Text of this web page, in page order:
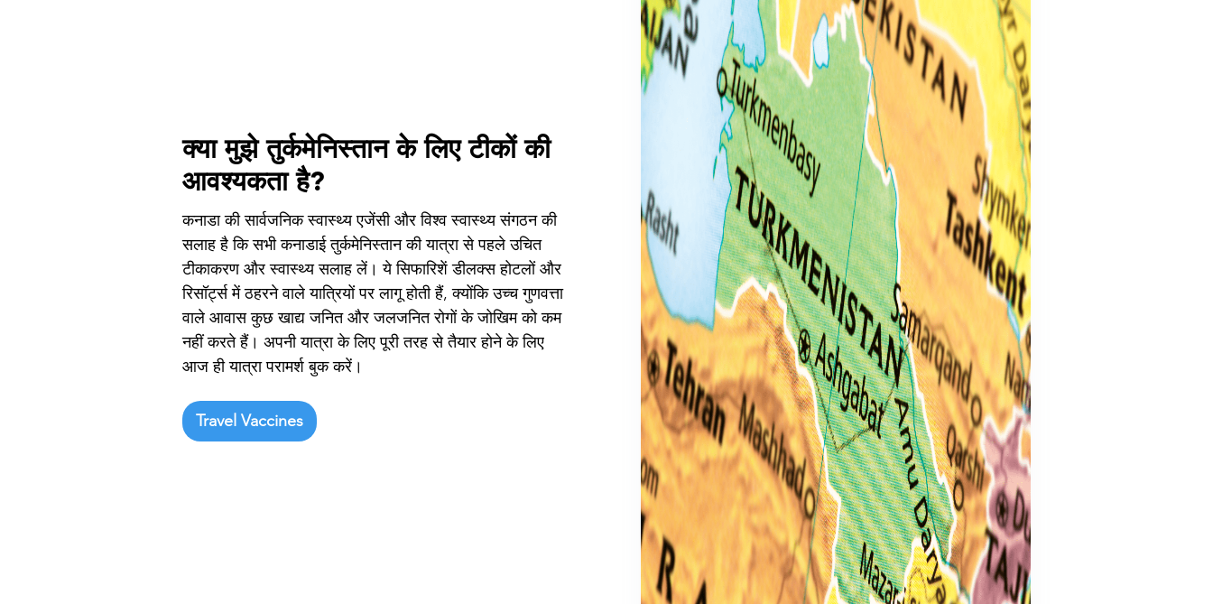
क्या मुझे तुर्कमेनिस्तान के लिए टीकों की
आवश्यकता है?
कनाडा की सार्वजनिक स्वास्थ्य एजेंसी और विश्व स्वास्थ्य संगठन की
सलाह है कि सभी कनाडाई तुर्कमेनिस्तान की यात्रा से पहले उचित
टीकाकरण और स्वास्थ्य सलाह लें। ये सिफारिशें डीलक्स होटलों और
रिसॉर्ट्स में ठहरने वाले यात्रियों पर लागू होती हैं, क्योंकि उच्च गुणवत्ता
वाले आवास कुछ खाद्य जनित और जलजनित रोगों के जोखिम को कम
नहीं करते हैं। अपनी यात्रा के लिए पूरी तरह से तैयार होने के लिए
आज ही यात्रा परामर्श बुक करें।
Travel Vaccines